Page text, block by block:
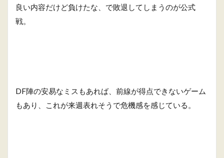
良い内容だけど負けたな、で敗退してしまうのが公式
戦。
DF陣の安易なミスもあれば、前線が得点できないゲーム
もあり、これが来週表れそうで危機感を感じている。